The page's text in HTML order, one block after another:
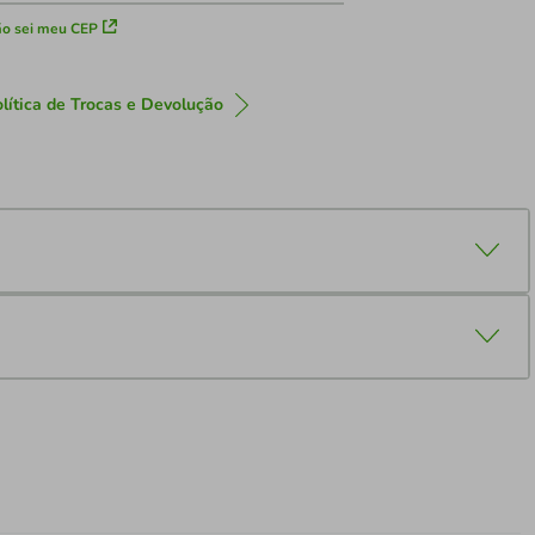
sei meu CEP
de Trocas e Devolução